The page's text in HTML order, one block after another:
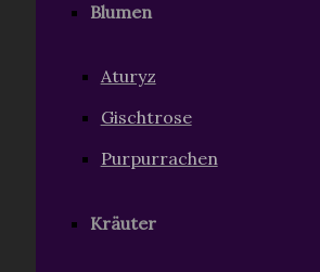
Blumen
Aturyz
Gischtrose
Purpurrachen
Kräuter